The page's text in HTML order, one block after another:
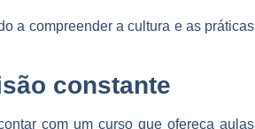
a compreender a cultura e as práticas
constante
com um curso que ofereça aulas